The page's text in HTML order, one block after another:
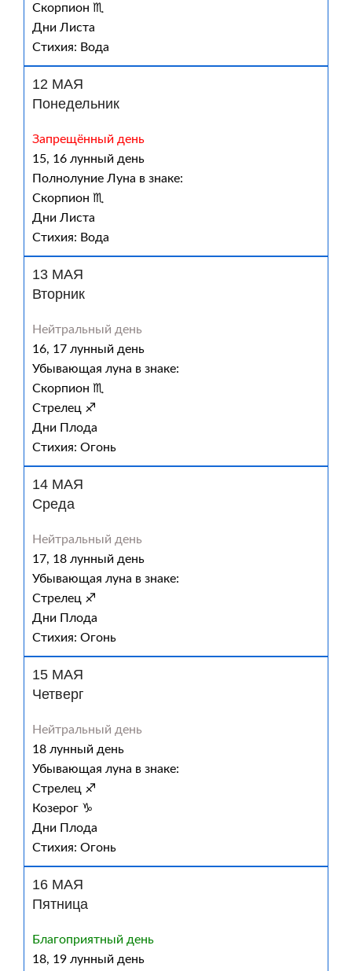
Скорпион ♏
Дни Листа
Стихия: Вода
12 МАЯ
Понедельник
Запрещённый день
15, 16 лунный день
Полнолуние Луна в знаке:
Скорпион ♏
Дни Листа
Стихия: Вода
13 МАЯ
Вторник
Нейтральный день
16, 17 лунный день
Убывающая луна в знаке:
Скорпион ♏
Стрелец ♐
Дни Плода
Стихия: Огонь
14 МАЯ
Среда
Нейтральный день
17, 18 лунный день
Убывающая луна в знаке:
Стрелец ♐
Дни Плода
Стихия: Огонь
15 МАЯ
Четверг
Нейтральный день
18 лунный день
Убывающая луна в знаке:
Стрелец ♐
Козерог ♑
Дни Плода
Стихия: Огонь
16 МАЯ
Пятница
Благоприятный день
18, 19 лунный день